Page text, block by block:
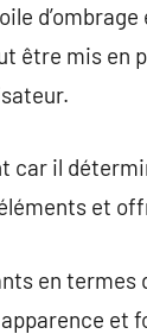
être mis en
il
et
en
et